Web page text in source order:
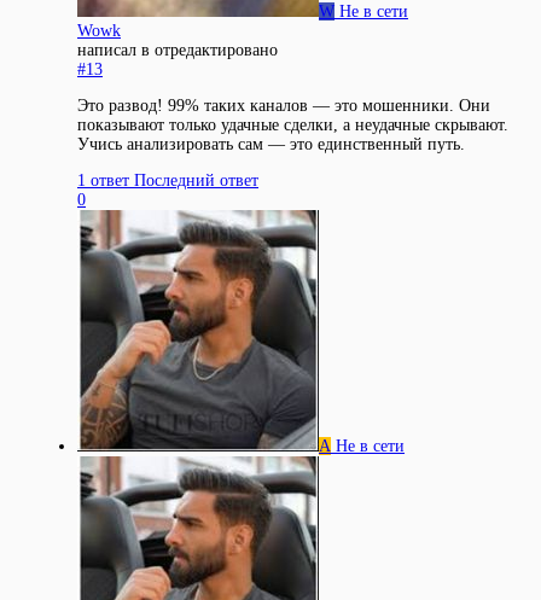
W Не в сети
Wowk
написал в отредактировано
#13
Это развод! 99% таких каналов — это мошенники. Они
показывают только удачные сделки, а неудачные скрывают.
Учись анализировать сам — это единственный путь.
1 ответ Последний ответ
0
А Не в сети